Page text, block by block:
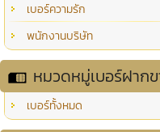
เบอร์ความรัก
พนักงานบริษัท
หมวดหมู่เบอร์ฝาก
เบอร์ทั้งหมด